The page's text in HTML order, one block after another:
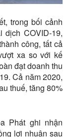
trong bối cảnh
COVID-19,
công, tất cả
xa so với kế
đạt doanh thu
Cả năm 2020,
thuế, tăng 80%
Phát ghi nhận
lợi nhuận sau